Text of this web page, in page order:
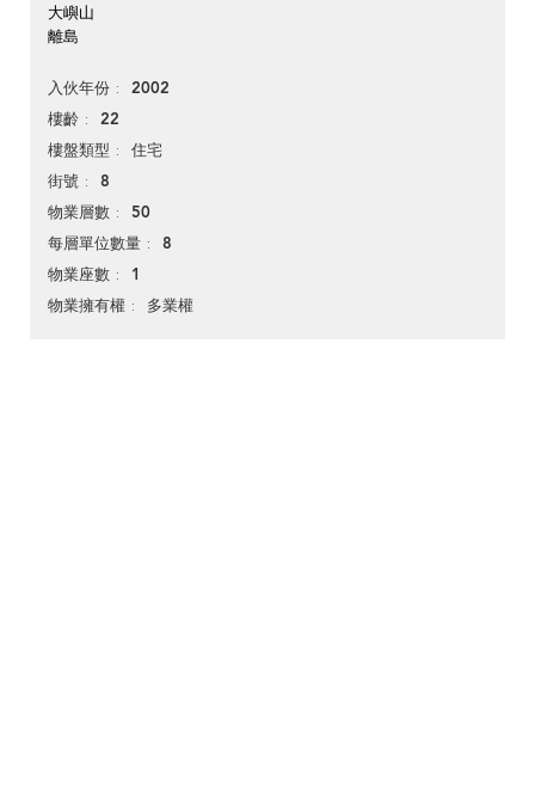
大嶼山
離島
入伙年份 2002
樓齡 22
樓盤類型 住宅
街號 8
物業層數 50
每層單位數量 8
物業座數 1
物業擁有權 多業權